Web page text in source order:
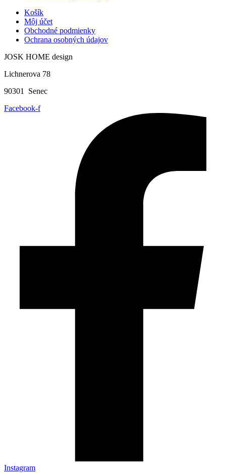
Košík
Môj účet
Obchodné podmienky
Ochrana osobných údajov
JOSK HOME design
Lichnerova 78
90301 Senec
Facebook-f
Instagram